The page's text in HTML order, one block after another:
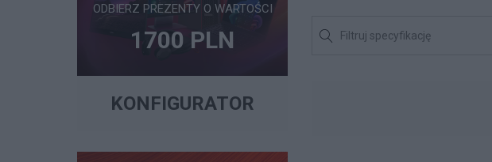
ODBIERZ PREZENTY O WARTOŚCI
1700 PLN
KONFIGURATOR